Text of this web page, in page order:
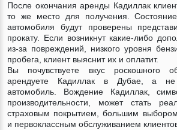
После окончания аренды Кадиллак
то же место для получения.
автомобиля будут проверены
прокату. Если возникнут какие-либо
из-за повреждений, низкого уровня
пробега, клиент выяснит их и оплатит.
Вы почувствуете вкус роскошного
арендуете Кадиллак в Дубае, а не
автомобиль. Вождение Кадиллак,
производительности, может стать
страховым покрытием, большим
и первоклассным обслуживанием